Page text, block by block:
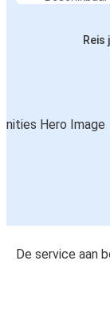
Reis
De service aan